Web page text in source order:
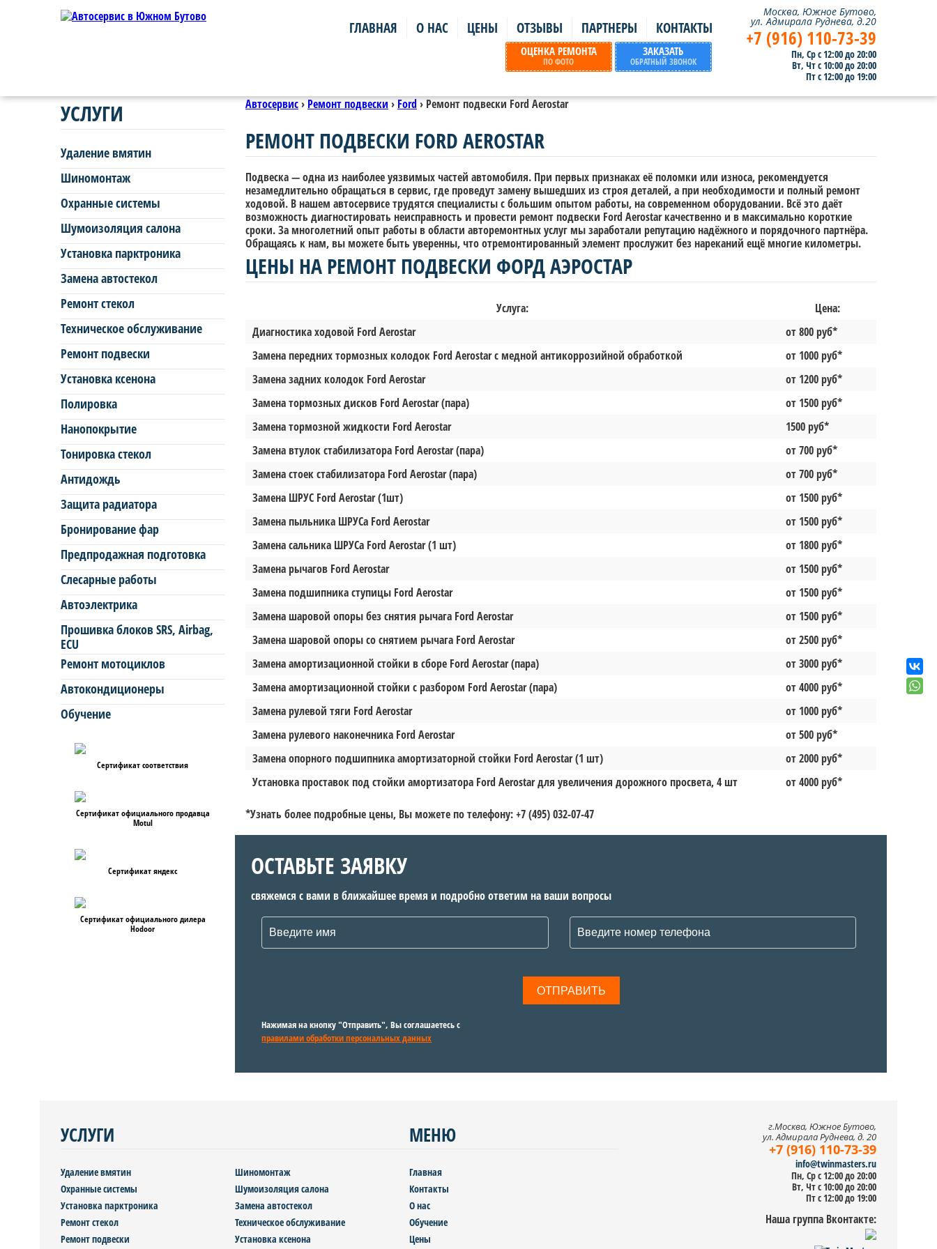
ГЛАВНАЯ О НАС ЦЕНЫ ОТЗЫВЫ ПАРТНЕРЫ КОНТАКТЫ
ОЦЕНКА РЕМОНТА
ПО ФОТО
ЗАКАЗАТЬ
ОБРАТНЫЙ ЗВОНОК
Москва, Южное Бутово,
ул. Адмирала Руднева, д.20
+7 (916) 110-73-39
Пн, Ср с 12:00 до 20:00
Вт, Чт с 10:00 до 20:00
Пт с 12:00 до 19:00
УСЛУГИ
Удаление вмятин
Шиномонтаж
Охранные системы
Шумоизоляция салона
Установка парктроника
Замена автостекол
Ремонт стекол
Техническое обслуживание
Ремонт подвески
Установка ксенона
Полировка
Нанопокрытие
Тонировка стекол
Антидождь
Защита радиатора
Бронирование фар
Предпродажная подготовка
Слесарные работы
Автоэлектрика
Прошивка блоков SRS, Airbag,
ECU
Ремонт мотоциклов
Автокондиционеры
Обучение
Сертификат соответствия
Сертификат официального продавца
Motul
Сертификат яндекс
Сертификат официального дилера
Hodoor
Автосервис›Ремонт подвески›Ford›Ремонт подвески Ford Aerostar
РЕМОНТ ПОДВЕСКИ FORD AEROSTAR
Подвеска — одна из наиболее уязвимых частей автомобиля. При первых признаках её поломки или износа, рекомендуется
незамедлительно обращаться в сервис, где проведут замену вышедших из строя деталей, а при необходимости и полный ремонт
ходовой. В нашем автосервисе трудятся специалисты с большим опытом работы, на современном оборудовании. Всё это даёт
возможность диагностировать неисправность и провести ремонт подвески Ford Aerostar качественно и в максимально короткие
сроки. За многолетний опыт работы в области авторемонтных услуг мы заработали репутацию надёжного и порядочного партнёра.
Обращаясь к нам, вы можете быть уверенны, что отремонтированный элемент прослужит без нареканий ещё многие километры.
ЦЕНЫ НА РЕМОНТ ПОДВЕСКИ ФОРД АЭРОСТАР
Услуга:
Цена:
Диагностика ходовой Ford Aerostar
от 800 руб*
Замена передних тормозных колодок Ford Aerostar с медной антикоррозийной обработкой
от 1000 руб*
Замена задних колодок Ford Aerostar
от 1200 руб*
Замена тормозных дисков Ford Aerostar (пара)
от 1500 руб*
Замена тормозной жидкости Ford Aerostar
1500 руб*
Замена втулок стабилизатора Ford Aerostar (пара)
от 700 руб*
Замена стоек стабилизатора Ford Aerostar (пара)
от 700 руб*
Замена ШРУС Ford Aerostar (1шт)
от 1500 руб*
Замена пыльника ШРУСа Ford Aerostar
от 1500 руб*
Замена сальника ШРУСа Ford Aerostar (1 шт)
от 1800 руб*
Замена рычагов Ford Aerostar
от 1500 руб*
Замена подшипника ступицы Ford Aerostar
от 1500 руб*
Замена шаровой опоры без снятия рычага Ford Aerostar
от 1500 руб*
Замена шаровой опоры со снятием рычага Ford Aerostar
от 2500 руб*
Замена амортизационной стойки в сборе Ford Aerostar (пара)
от 3000 руб*
Замена амортизационной стойки с разбором Ford Aerostar (пара)
от 4000 руб*
Замена рулевой тяги Ford Aerostar
от 1000 руб*
Замена рулевого наконечника Ford Aerostar
от 500 руб*
Замена опорного подшипника амортизаторной стойки Ford Aerostar (1 шт)
от 2000 руб*
Установка проставок под стойки амортизатора Ford Aerostar для увеличения дорожного просвета, 4 шт
от 4000 руб*
*Узнать более подробные цены, Вы можете по телефону: +7 (495) 032-07-47
ОСТАВЬТЕ ЗАЯВКУ
свяжемся с вами в ближайшее время и подробно ответим на ваши вопросы
Нажимая на кнопку "Отправить", Вы соглашаетесь с
правилами обработки персональных данных
УСЛУГИ
Удаление вмятин
Шиномонтаж
Охранные системы
Шумоизоляция салона
Установка парктроника
Замена автостекол
Ремонт стекол
Техническое обслуживание
Ремонт подвески
Установка ксенона
МЕНЮ
Главная
Контакты
О нас
Обучение
Цены
г.Москва, Южное Бутово,
ул. Адмирала Руднева, д. 20
+7 (916) 110-73-39
info@twinmasters.ru
Пн, Ср с 12:00 до 20:00
Вт, Чт с 10:00 до 20:00
Пт с 12:00 до 19:00
Наша группа Вконтакте: